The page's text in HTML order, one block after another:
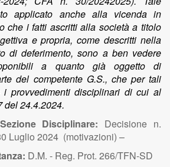
applicato anche alla vicenda in
che i fatti ascritti alla società a titolo
e propria, come descritti nella
di deferimento, sono a ben vedere
a quanto già oggetto di
del competente G.S., che per tali
provvedimenti disciplinari di cui al
del 24.4.2024.
Disciplinare: Decisione n.
Luglio 2024 (motivazioni) –
D.M. - Reg. Prot. 266/TFN-SD